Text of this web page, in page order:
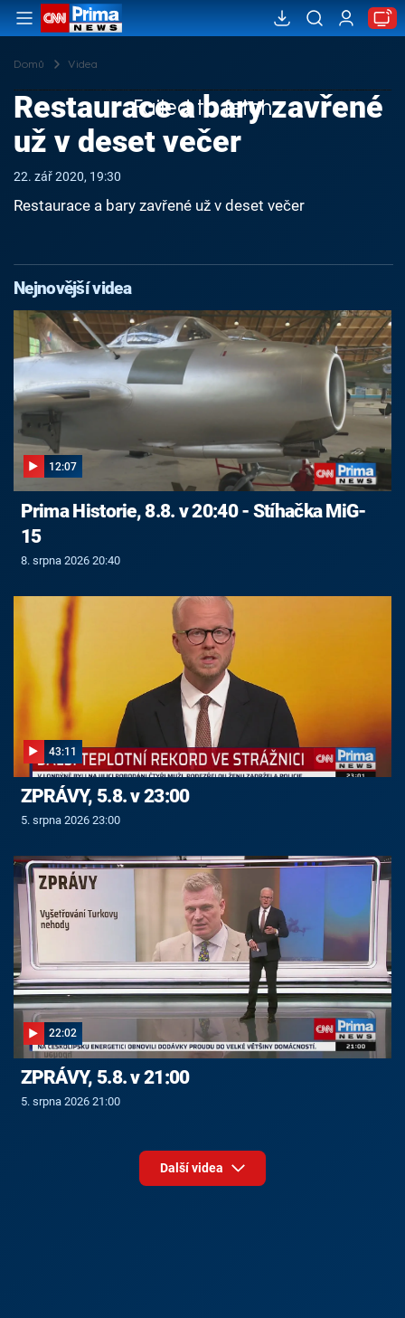
Domů Videa
Failed to fetch
Restaurace a bary zavřené
už v deset večer
22. zář 2020, 19:30
Restaurace a bary zavřené už v deset večer
Nejnovější videa
12:07
Prima Historie, 8.8. v 20:40 - Stíhačka MiG-
15
8. srpna 2026 20:40
43:11
ZPRÁVY, 5.8. v 23:00
5. srpna 2026 23:00
22:02
ZPRÁVY, 5.8. v 21:00
5. srpna 2026 21:00
Další videa